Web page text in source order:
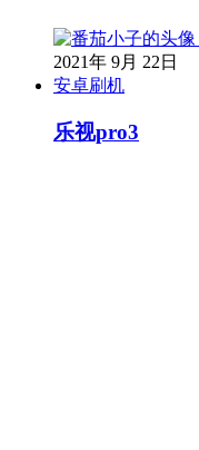
2021年 9月 22日
安卓刷机
乐视pro3